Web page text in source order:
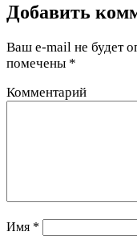
Добавить
Ваш e-mail не будет
помечены *
Комментарий
Имя *